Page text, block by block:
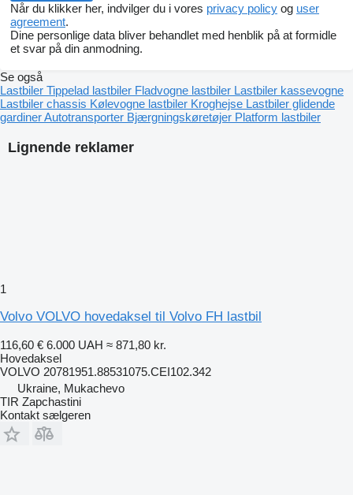
Når du klikker her, indvilger du i vores privacy policy og user
agreement.
Dine personlige data bliver behandlet med henblik på at formidle
et svar på din anmodning.
Lignende reklamer
1
Volvo VOLVO hovedaksel til Volvo FH lastbil
116,60 € 6.000 UAH ≈ 871,80 kr.
Hovedaksel
VOLVO 20781951.88531075.CEI102.342
Ukraine, Mukachevo
TIR Zapchastini
Kontakt sælgeren
Se også
Lastbiler Tippelad lastbiler Fladvogne lastbiler Lastbiler kassevogne
Lastbiler chassis Kølevogne lastbiler Kroghejse Lastbiler glidende
gardinerAutotransporter Bjærgningskøretøjer Platform lastbiler